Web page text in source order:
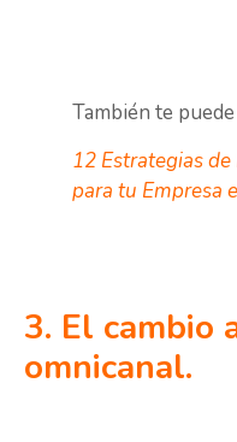
También te
12 Estrategias
para tu Empresa
3. El cambio
omnicanal.